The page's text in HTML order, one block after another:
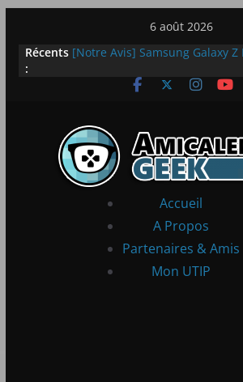
contenu
6 août 2026
Récents
:
[Notre Avis] Samsung Galaxy
[PS5] New World Aeternum
LEGO dévoile la LEGO Technic
Accueil
A Propos
Partenaires & Amis
Mon UTIP